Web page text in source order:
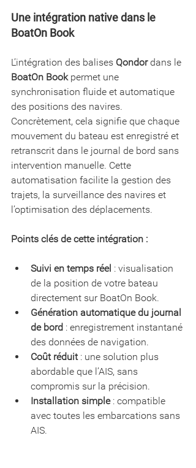
Une intégration native dans le
BoatOn Book
L’intégration des balises Qondor dans le
BoatOn Book permet une
synchronisation fluide et automatique
des positions des navires.
Concrètement, cela signifie que chaque
mouvement du bateau est enregistré et
retranscrit dans le journal de bord sans
intervention manuelle. Cette
automatisation facilite la gestion des
trajets, la surveillance des navires et
l’optimisation des déplacements.
Points clés de cette intégration :
Suivi en temps réel : visualisation
de la position de votre bateau
directement sur BoatOn Book.
Génération automatique du journal
de bord : enregistrement instantané
des données de navigation.
Coût réduit : une solution plus
abordable que l’AIS, sans
compromis sur la précision.
Installation simple : compatible
avec toutes les embarcations sans
AIS.